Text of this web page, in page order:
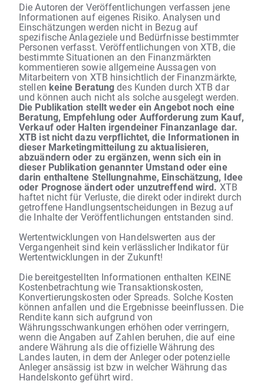
Die Autoren der Veröffentlichungen verfassen jene
Informationen auf eigenes Risiko. Analysen und
Einschätzungen werden nicht in Bezug auf
spezifische Anlageziele und Bedürfnisse bestimmter
Personen verfasst. Veröffentlichungen von XTB, die
bestimmte Situationen an den Finanzmärkten
kommentieren sowie allgemeine Aussagen von
Mitarbeitern von XTB hinsichtlich der Finanzmärkte,
stellen keine Beratungdes Kunden durch XTB dar
und können auch nicht als solche ausgelegt werden.
Die Publikation stellt weder ein Angebot noch eine
Beratung, Empfehlung oder Aufforderung zum Kauf,
Verkauf oder Halten irgendeiner Finanzanlage dar.
XTB ist nicht dazu verpflichtet, die Informationen in
dieser Marketingmitteilung zu aktualisieren,
abzuändern oder zu ergänzen, wenn sich ein in
dieser Publikation genannter Umstand oder eine
darin enthaltene Stellungnahme, Einschätzung, Idee
oder Prognose ändert oder unzutreffend wird. XTB
haftet nicht für Verluste, die direkt oder indirekt durch
getroffene Handlungsentscheidungen in Bezug auf
die Inhalte der Veröffentlichungen entstanden sind.
Wertentwicklungen von Handelswerten aus der
Vergangenheit sind kein verlässlicher Indikator für
Wertentwicklungen in der Zukunft!
Die bereitgestellten Informationen enthalten KEINE
Kostenbetrachtung wie Transaktionskosten,
Konvertierungskosten oder Spreads. Solche Kosten
können anfallen und die Ergebnisse beeinflussen. Die
Rendite kann sich aufgrund von
Währungsschwankungen erhöhen oder verringern,
wenn die Angaben auf Zahlen beruhen, die auf eine
andere Währung als die offizielle Währung des
Landes lauten, in dem der Anleger oder potenzielle
Anleger ansässig ist bzw in welcher Währung das
Handelskonto geführt wird.